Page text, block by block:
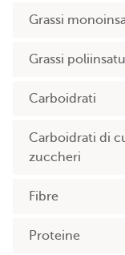
Grassi
Grassi
Carboidrati
Carboidrati di
zuccheri
Fibre
Proteine